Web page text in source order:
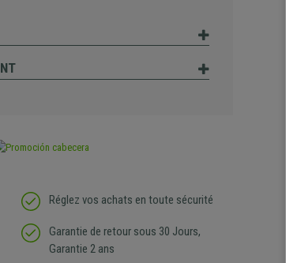
Réglez vos achats en toute sécurité
Garantie de retour sous 30 Jours,
Garantie 2 ans